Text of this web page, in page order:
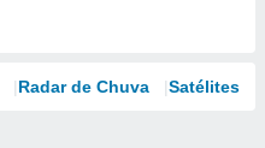
Radar de Chuva Satélites